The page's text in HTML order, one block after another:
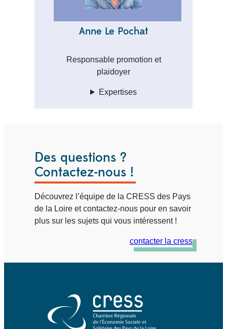
Anne Le Pochat
Responsable promotion et
plaidoyer
Expertises
Des questions ?
Contactez-nous !
Découvrez l’équipe de la CRESS des Pays
de la Loire et contactez-nous pour en savoir
plus sur les sujets qui vous intéressent !
contacter la cress